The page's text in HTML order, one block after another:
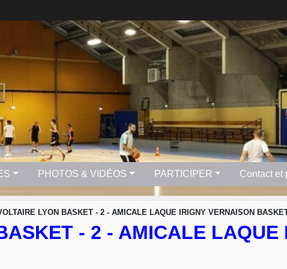
PHOTOS & VIDÉOS PARTICIPER Contact et
LYON BASKET - 2 - AMICALE LAQUE IRIGNY VERNAISON
- 2 - AMICALE LAQUE